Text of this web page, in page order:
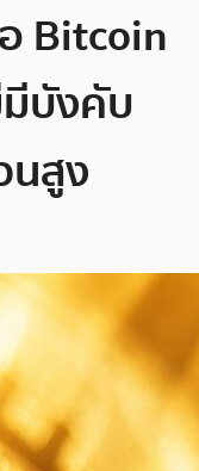
Bitcoin
มีบังคับ
สูง